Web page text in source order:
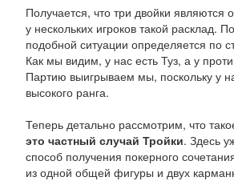
Получается, что три двойки являются
у нескольких игроков такой расклад.
подобной ситуации определяется по
Как мы видим, у нас есть Туз, а у
Партию выигрываем мы, поскольку у
высокого ранга.
Теперь детально рассмотрим, что
это частный случай Тройки. Здесь
способ получения покерного
из одной общей фигуры и двух